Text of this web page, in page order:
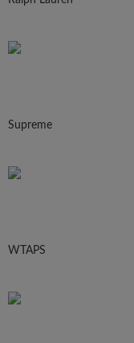
Supreme
WTAPS